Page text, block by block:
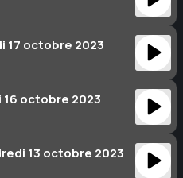
17 octobre 2023
octobre 2023
13 octobre 2023